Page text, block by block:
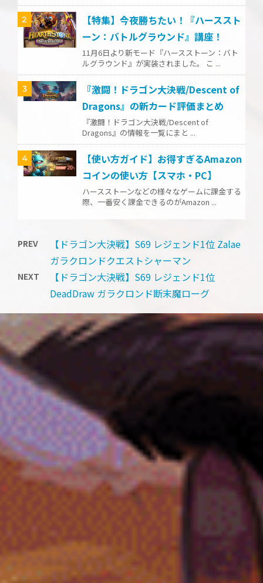
2
【特集】今夜勝ちたい！『ハーススト
ーン：バトルグラウンド』講座！
11月6日より新モード『ハースストーン：バト
ルグラウンド』が実装されました。 こ ...
3
『激闘！ドラゴン大決戦/Descent of
Dragons』の新カード評価まとめ
『激闘！ドラゴン大決戦/Descent of
Dragons』の情報を一覧にまと ...
4
【使い方ガイド】お得すぎるAmazon
コインの使い方【スマホ・PC】
ハースストーンなどの様々なゲームに課金する
際、一番安く課金できるのがAmazon ...
PREV
【ドラゴン大決戦】S69 レジェンド1位 Zalae
ガラクロンドクエストシャーマン
NEXT
【ドラゴン大決戦】S69 レジェンド1位
DeadDraw ガラクロンド断末魔ローグ